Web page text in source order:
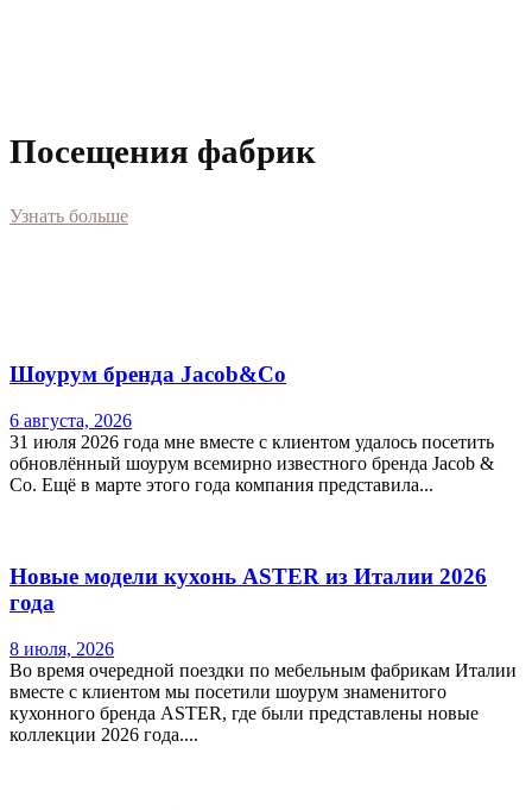
Посещения фабрик
Узнать больше
Шоурум бренда Jacob&Co
6 августа, 2026
31 июля 2026 года мне вместе с клиентом удалось посетить
обновлённый шоурум всемирно известного бренда Jacob &
Co. Ещё в марте этого года компания представила...
Новые модели кухонь ASTER из Италии 2026
года
8 июля, 2026
Во время очередной поездки по мебельным фабрикам Италии
вместе с клиентом мы посетили шоурум знаменитого
кухонного бренда ASTER, где были представлены новые
коллекции 2026 года....